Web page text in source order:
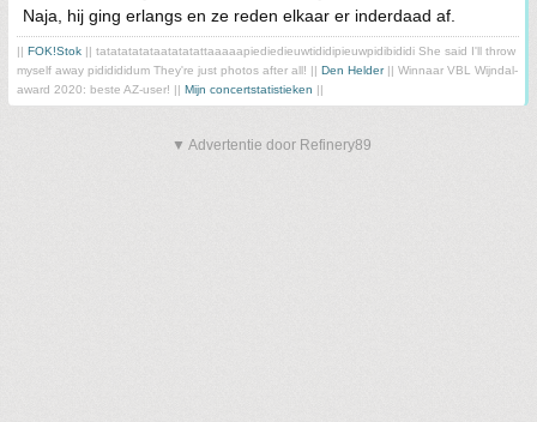
Naja, hij ging erlangs en ze reden elkaar er inderdaad af.
|| FOK!Stok || tatatatatataatatatattaaaaapiediedieuwtididipieuwpidibididi She said I'll throw
myself away pididididum They're just photos after all! || Den Helder|| Winnaar VBL Wijndal-
award 2020: beste AZ-user! || Mijn concertstatistieken ||
▼ Advertentie door Refinery89